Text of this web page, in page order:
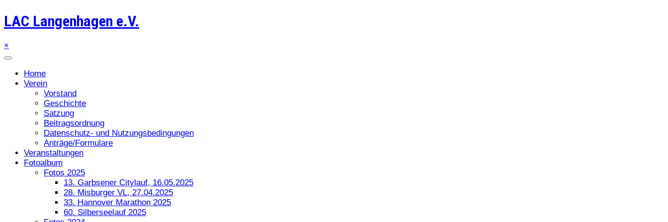
LAC Langenhagen e.V.
×
Home
Verein
Vorstand
Geschichte
Satzung
Beitragsordnung
Datenschutz- und Nutzungsbedingungen
Anträge/Formulare
Veranstaltungen
Fotoalbum
Fotos 2025
13. Garbsener Citylauf, 16.05.2025
28. Misburger VL, 27.04.2025
33. Hannover Marathon 2025
60. Silberseelauf 2025